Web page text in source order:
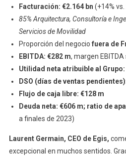
Facturación: €2.164 bn (+14%
85% Arquitectura, Consultoría e
Servicios de Movilidad
Proporción del negocio fuera de
EBITDA: €282 m, margen
Utilidad neta atribuible al Grupo:
DSO (días de ventas
Flujo de caja libre: €128 m
Deuda neta: €606 m; ratio de
a finales de 2023)
Laurent Germain, CEO de Egis,
excepcional en muchos sentidos.